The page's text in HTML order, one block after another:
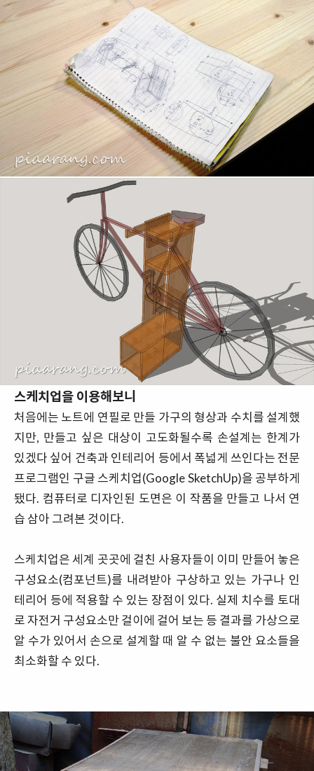
스케치업을 이용해보니
처음에는 노트에 연필로 만들 가구의 형상과 수치를 설계했
지만, 만들고 싶은 대상이 고도화될수록 손설계는 한계가
있겠다 싶어 건축과 인테리어 등에서 폭넓게 쓰인다는 전문
프로그램인 구글 스케치업(Google SketchUp)을 공부하게
됐다. 컴퓨터로 디자인된 도면은 이 작품을 만들고 나서 연
습 삼아 그려본 것이다.
스케치업은 세계 곳곳에 걸친 사용자들이 이미 만들어 놓은
구성요소(컴포넌트)를 내려받아 구상하고 있는 가구나 인
테리어 등에 적용할 수 있는 장점이 있다. 실제 치수를 토대
로 자전거 구성요소만 걸이에 걸어 보는 등 결과를 가상으로
알 수가 있어서 손으로 설계할 때 알 수 없는 불안 요소들을
최소화할 수 있다.